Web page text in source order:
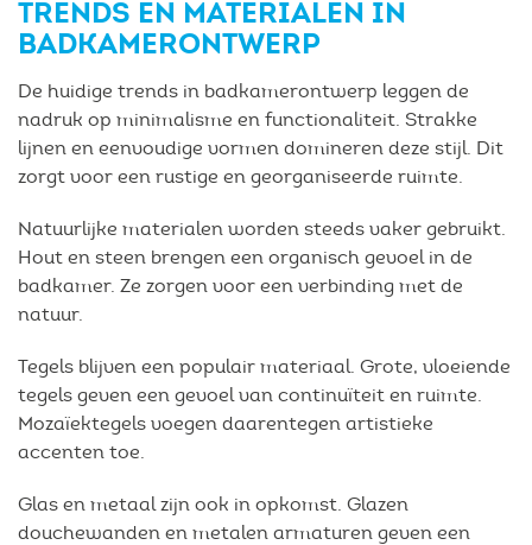
TRENDS EN MATERIALEN IN
BADKAMERONTWERP
De huidige trends in badkamerontwerp leggen de
nadruk op minimalisme en functionaliteit. Strakke
lijnen en eenvoudige vormen domineren deze stijl. Dit
zorgt voor een rustige en georganiseerde ruimte.
Natuurlijke materialen worden steeds vaker gebruikt.
Hout en steen brengen een organisch gevoel in de
badkamer. Ze zorgen voor een verbinding met de
natuur.
Tegels blijven een populair materiaal. Grote, vloeiende
tegels geven een gevoel van continuïteit en ruimte.
Mozaïektegels voegen daarentegen artistieke
accenten toe.
Glas en metaal zijn ook in opkomst. Glazen
douchewanden en metalen armaturen geven een